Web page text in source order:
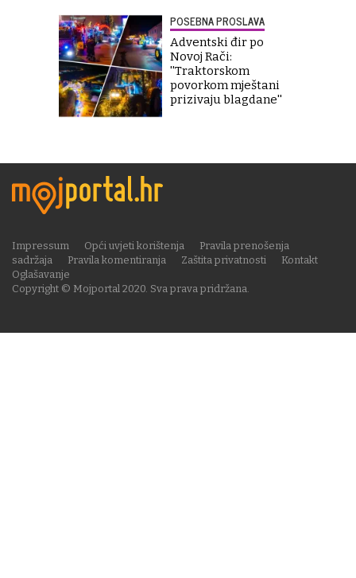
POSEBNA PROSLAVA
Adventski đir po
Novoj Rači:
''Traktorskom
povorkom mještani
prizivaju blagdane''
Copyright © Mojportal 2020. Sva prava pridržana.
Impressum Opći uvjeti korištenja
Pravila prenošenja
sadržaja
Pravila komentiranja Zaštita privatnosti
Kontakt
Oglašavanje